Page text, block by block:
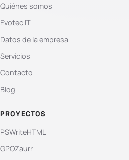
Quiénes somos
Evotec IT
Datos de la empresa
Servicios
Contacto
Blog
PROYECTOS
PSWriteHTML
GPOZaurr